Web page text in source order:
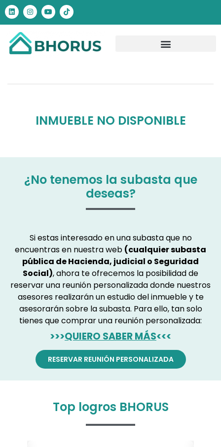
INMUEBLE NO DISPONIBLE
¿No tenemos la subasta que
deseas?
Si estas interesado en una subasta que no
encuentras en nuestra web (cualquier subasta
pública de Hacienda, judicial o Seguridad
Social), ahora te ofrecemos la posibilidad de
reservar una reunión personalizada donde nuestros
asesores realizarán un estudio del inmueble y te
asesorarán sobre la subasta. Para ello, tan solo
tienes que comprar una reunión personalizada:
>>>QUIERO SABER MÁS<<<
RESERVAR REUNIÓN PERSONALIZADA
Top logros BHORUS